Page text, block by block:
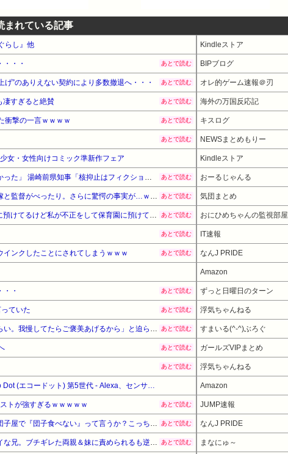
まれている記事
らし』他 Kindleストア
・・ あとで読む BIPブログ
”のありえない契約により多数撤退へ・・・ あとで読む オレ的ゲーム速報＠刃
凄すぎると絶賛 あとで読む 海外の万国反応記
衝撃の一言ｗｗｗｗ あとで読む キスログ
あとで読む NEWSまとめもりー
女・女性向けコミック準新作フェア Kindleストア
【対談で激突】石破前総理「ウクが核放棄しなければ露侵攻なかった」 湯崎前県知事「核抑止はフィクション」 あとで読む おーるじゃんる
【勘違い】バスケの役員飲み会に潜入したら、俺そっちのけで嫁と監督がべったり。さらに驚愕の事実が…ｗｗｗ あとで読む 気団まとめ
お産トラブルの後遺症で日によっては長時間寝込むので保育園に預けてるけど私が不正をして保育園に預けてると思い込んでいるママ達がうざったい あとで読む おにひめちゃんの監視部屋
あとで読む IT速報
インクしたことにされてしまうｗｗｗ あとで読む なんJ PRIDE
Amazon
・ あとで読む ずっと日曜日のターン
ていた あとで読む 浮気ちゃんねる
ウトのセクハラを夫に泣いて訴えても「いいじゃないかそのくらい。我慢してたらご褒美あげるから」と迫られた。夫が気持ち悪くて悲鳴をあげたら「うるさい」とグーで殴られた あとで読む すまいる(^-^)ぶろぐ
あとで読む ガールズVIPまとめ
あとで読む 浮気ちゃんねる
【Amazonデバイスサマーセール】【20%OFF！】 Amazon Echo Dot (エコードット) 第5世代 - Alexa、センサー搭載、鮮やかなサウンド｜グレーシャーホワイト Amazon
トが強すぎるｗｗｗｗｗ あとで読む JUMP速報
【悲報】有吉「『俺テレビ見ない』って言う奴おかしいだろ。団子屋で『団子食べない』って言うか？こっちは芸人だぞ」 あとで読む なんJ PRIDE
妻の流産に「泣いたって生き返らない」と苦笑いする自称ドライな兄。ブチギレた両親＆妹に責められるも逆上した兄の悲惨すぎる現在←淡々としてるんじゃなくて単なる冷血漢 あとで読む まなにゅ～